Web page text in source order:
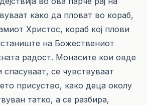
како да пловат во кораб,
Христос, кораб кој плови
на Божествениот
радост. Монасите кои овде
се чувствуваат
присуство, како деца околу
татко, а се разбира,